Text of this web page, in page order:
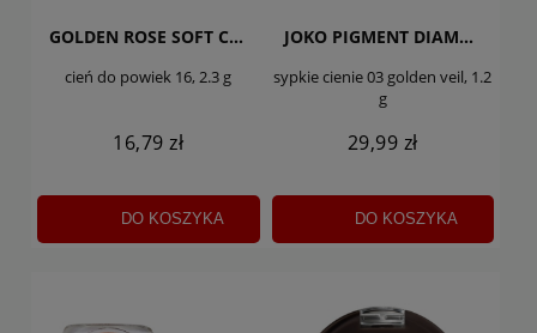
GOLDEN ROSE SOFT COLOR
cień do powiek 16, 2.3 g
16,79 zł
DO KOSZYKA
JOKO PIGMENT DIAMOND DUST
sypkie cienie 03 golden veil, 1.2
g
29,99 zł
DO KOSZYKA